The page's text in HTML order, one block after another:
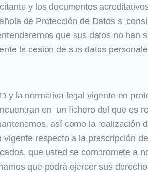
y los documentos
de Protección de Datos si
que sus datos no han
la cesión de sus datos
y la normativa legal vigente en
en un fichero del que es
así como la realización
respecto a la prescripción
que usted se compromete a
que podrá ejercer sus